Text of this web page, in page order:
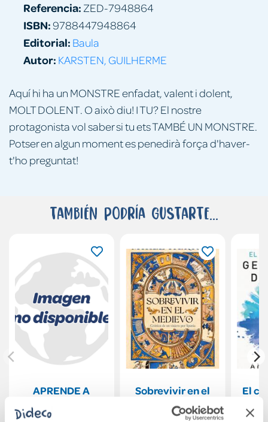
Aquí hi ha un MONSTRE enfadat, valent i dolent,
MOLT DOLENT. O això diu! I TU? El nostre
protagonista vol saber si tu ets TAMBÉ UN MONSTRE.
Potser en algun moment es penedirà força d'haver-
t'ho preguntat!
Referencia: ZED-7948864
ISBN:9788447948864
Editorial: Baula
Autor: KARSTEN, GUILHERME
También podría gustarte...
APRENDE A
ANIMALES EN 50
Sobrevivir en el
Medievo
El